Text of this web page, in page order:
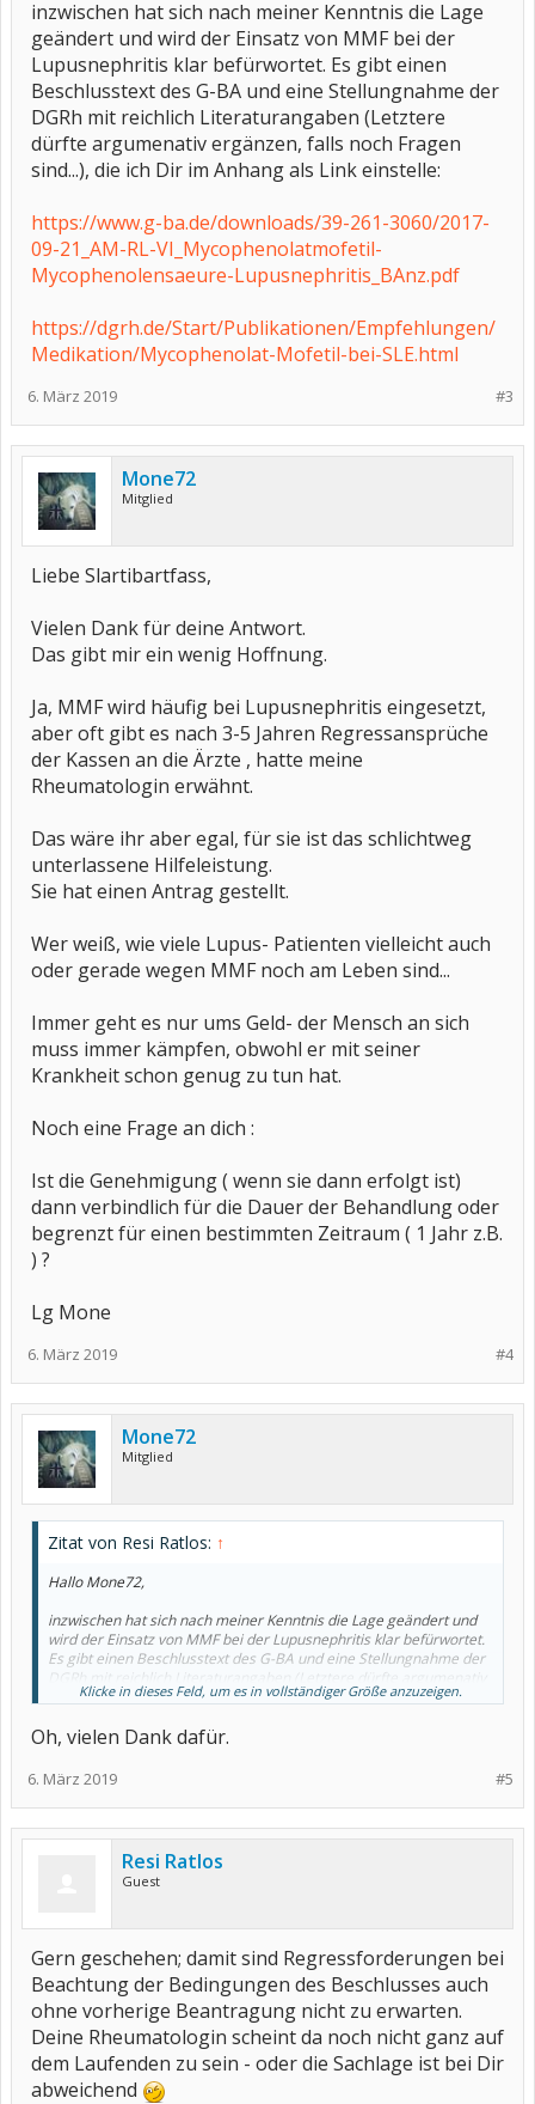
inzwischen hat sich nach meiner Kenntnis die Lage
geändert und wird der Einsatz von MMF bei der
Lupusnephritis klar befürwortet. Es gibt einen
Beschlusstext des G-BA und eine Stellungnahme der
DGRh mit reichlich Literaturangaben (Letztere
dürfte argumenativ ergänzen, falls noch Fragen
sind...), die ich Dir im Anhang als Link einstelle:
https://www.g-ba.de/downloads/39-261-3060/2017-
09-21_AM-RL-VI_Mycophenolatmofetil-
Mycophenolensaeure-Lupusnephritis_BAnz.pdf
https://dgrh.de/Start/Publikationen/Empfehlungen/
Medikation/Mycophenolat-Mofetil-bei-SLE.html
#3
6. März 2019
Mone72
Mitglied
Liebe Slartibartfass,
Vielen Dank für deine Antwort.
Das gibt mir ein wenig Hoffnung.
Ja, MMF wird häufig bei Lupusnephritis eingesetzt,
aber oft gibt es nach 3-5 Jahren Regressansprüche
der Kassen an die Ärzte , hatte meine
Rheumatologin erwähnt.
Das wäre ihr aber egal, für sie ist das schlichtweg
unterlassene Hilfeleistung.
Sie hat einen Antrag gestellt.
Wer weiß, wie viele Lupus- Patienten vielleicht auch
oder gerade wegen MMF noch am Leben sind...
Immer geht es nur ums Geld- der Mensch an sich
muss immer kämpfen, obwohl er mit seiner
Krankheit schon genug zu tun hat.
Noch eine Frage an dich :
Ist die Genehmigung ( wenn sie dann erfolgt ist)
dann verbindlich für die Dauer der Behandlung oder
begrenzt für einen bestimmten Zeitraum ( 1 Jahr z.B.
) ?
Lg Mone
#4
6. März 2019
Mone72
Mitglied
Zitat von Resi Ratlos: ↑
Hallo Mone72,
inzwischen hat sich nach meiner Kenntnis die Lage geändert und
wird der Einsatz von MMF bei der Lupusnephritis klar befürwortet.
Es gibt einen Beschlusstext des G-BA und eine Stellungnahme der
DGRh mit reichlich Literaturangaben (Letztere dürfte argumenativ
ergänzen, falls noch Fragen sind...), die ich Dir im Anhang als Link
VI_Mycophenolatmofetil-Mycophenolensaeure-
https://dgrh.de/Start/Publikationen/Empfehlungen/Medikation/Myc
ophenolat-Mofetil-bei-SLE.html
Klicke in dieses Feld, um es in vollständiger Größe anzuzeigen.
Oh, vielen Dank dafür.
#5
6. März 2019
Resi Ratlos
Guest
Gern geschehen; damit sind Regressforderungen bei
Beachtung der Bedingungen des Beschlusses auch
ohne vorherige Beantragung nicht zu erwarten.
Deine Rheumatologin scheint da noch nicht ganz auf
dem Laufenden zu sein - oder die Sachlage ist bei Dir
abweichend